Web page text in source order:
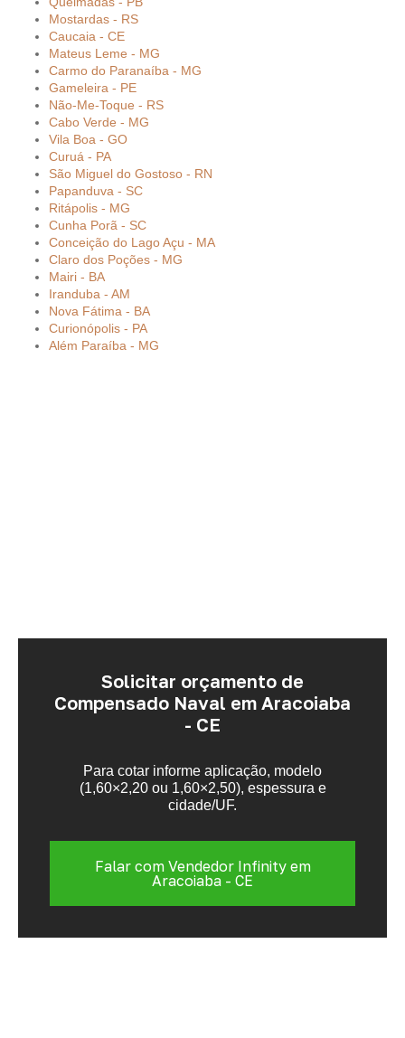
Mostardas - RS
Caucaia - CE
Mateus Leme - MG
Carmo do Paranaíba - MG
Gameleira - PE
Não-Me-Toque - RS
Cabo Verde - MG
Vila Boa - GO
Curuá - PA
São Miguel do Gostoso - RN
Papanduva - SC
Ritápolis - MG
Cunha Porã - SC
Conceição do Lago Açu - MA
Claro dos Poções - MG
Mairi - BA
Iranduba - AM
Nova Fátima - BA
Curionópolis - PA
Além Paraíba - MG
Solicitar orçamento de
Compensado Naval em Aracoiaba
- CE
Para cotar informe aplicação, modelo
(1,60×2,20 ou 1,60×2,50), espessura e
cidade/UF.
Falar com Vendedor Infinity em
Aracoiaba - CE